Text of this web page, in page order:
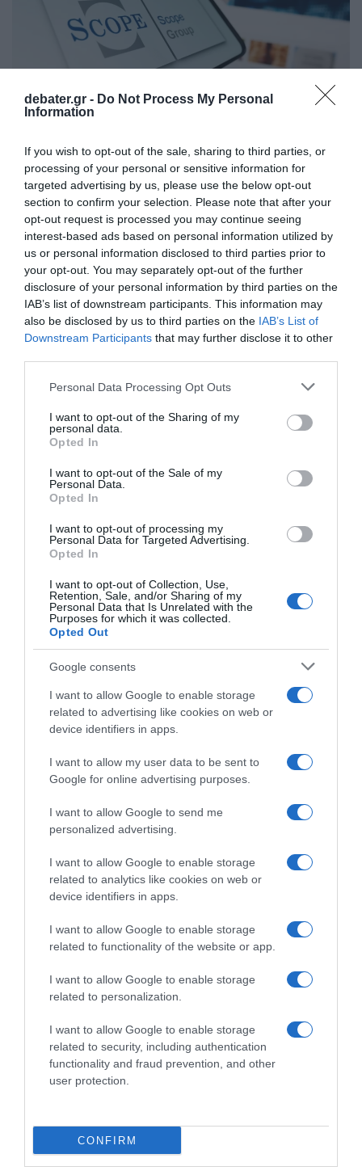
debater.gr - Do Not Process My Personal
Information
If you wish to opt-out of the sale, sharing to third parties, or
processing of your personal or sensitive information for
targeted advertising by us, please use the below opt-out
section to confirm your selection. Please note that after your
opt-out request is processed you may continue seeing
interest-based ads based on personal information utilized by
us or personal information disclosed to third parties prior to
your opt-out. You may separately opt-out of the further
disclosure of your personal information by third parties on the
IAB’s list of downstream participants. This information may
also be disclosed by us to third parties on the IAB’s List of
Downstream Participants that may further disclose it to other
Please note that this website/app uses one or more Google
not limited to your visit or usage behaviour. You may click to
grant or deny consent to Google and its third-party tags to
use your data for below specified purposes in below Google
consent section.
Personal Data Processing Opt Outs
I want to opt-out of the Sharing of my
personal data.
Opted In
I want to opt-out of the Sale of my
Personal Data.
Opted In
I want to opt-out of processing my
Personal Data for Targeted Advertising.
Opted In
I want to opt-out of Collection, Use,
Retention, Sale, and/or Sharing of my
Personal Data that Is Unrelated with the
Purposes for which it was collected.
Opted Out
Google consents
I want to allow Google to enable storage
related to advertising like cookies on web or
device identifiers in apps.
I want to allow my user data to be sent to
Google for online advertising purposes.
I want to allow Google to send me
personalized advertising.
I want to allow Google to enable storage
related to analytics like cookies on web or
device identifiers in apps.
I want to allow Google to enable storage
related to functionality of the website or app.
I want to allow Google to enable storage
related to personalization.
I want to allow Google to enable storage
related to security, including authentication
functionality and fraud prevention, and other
user protection.
CONFIRM
Scope Ratings: Διατήρησε το BBB και
αναθεώρησε από σταθερές σε θετικές τις
προοπτικές για την ελληνική οικονομία
Οι λόγοι που οδήγησαν στην αλλαγή των προοπτικών
07.11.2025 - 23:22
ΠΟΛΙΤΙΚΗ
Υπουργείο Εξωτερικών: Πρωτοβουλία για την
Τι αναφέρει η ανακοίνωση
19.10.2025 - 18:44
S&P Global Ratings: Αμετάβλητη στο «ΒΒΒ»
με σταθερό outlook η αξιολόγηση της
Τι αναφέρει στην ανακοίνωση της
17.10.2025 - 23:29